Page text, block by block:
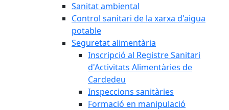
Sanitat ambiental
Control sanitari de la xarxa d'aigua
potable
Seguretat alimentària
Inscripció al Registre Sanitari
d'Activitats Alimentàries de
Cardedeu
Inspeccions sanitàries
Formació en manipulació